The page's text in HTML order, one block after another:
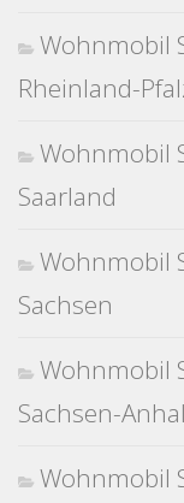
Wohnmobil
Rheinland-
Wohnmobil
Saarland
Wohnmobil
Sachsen
Wohnmobil
Sachsen-
Wohnmobil